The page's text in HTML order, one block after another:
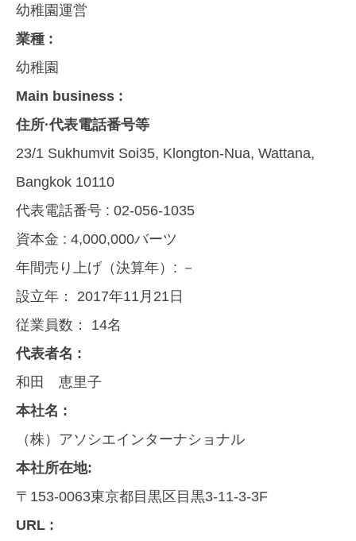
幼稚園運営
業種 :
幼稚園
Main business :
住所·代表電話番号等
23/1 Sukhumvit Soi35, Klongton-Nua, Wattana,
Bangkok 10110
代表電話番号 : 02-056-1035
資本金 : 4,000,000バーツ
年間売り上げ（決算年）: －
設立年： 2017年11月21日
従業員数： 14名
代表者名 :
和田 恵里子
本社名 :
（株）アソシエインターナショナル
本社所在地:
〒153-0063東京都目黒区目黒3-11-3-3F
URL :